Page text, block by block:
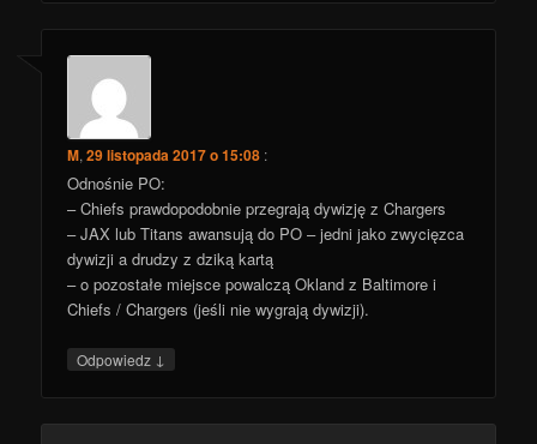
M,29 listopada 2017 o 15:08 :
Odnośnie PO:
– Chiefs prawdopodobnie przegrają dywizję z Chargers
– JAX lub Titans awansują do PO – jedni jako zwycięzca
dywizji a drudzy z dziką kartą
– o pozostałe miejsce powalczą Okland z Baltimore i
Chiefs / Chargers (jeśli nie wygrają dywizji).
Odpowiedz ↓